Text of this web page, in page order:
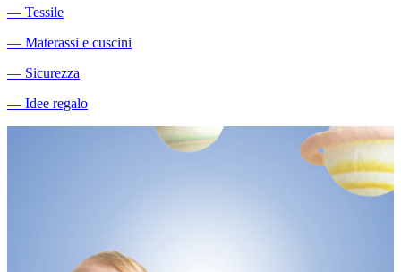
― Tessile
― Materassi e cuscini
― Sicurezza
― Idee regalo